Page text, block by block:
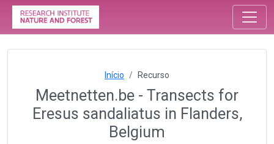
Início Recurso
Meetnetten.be - Transects for
Eresus sandaliatus in Flanders,
Belgium